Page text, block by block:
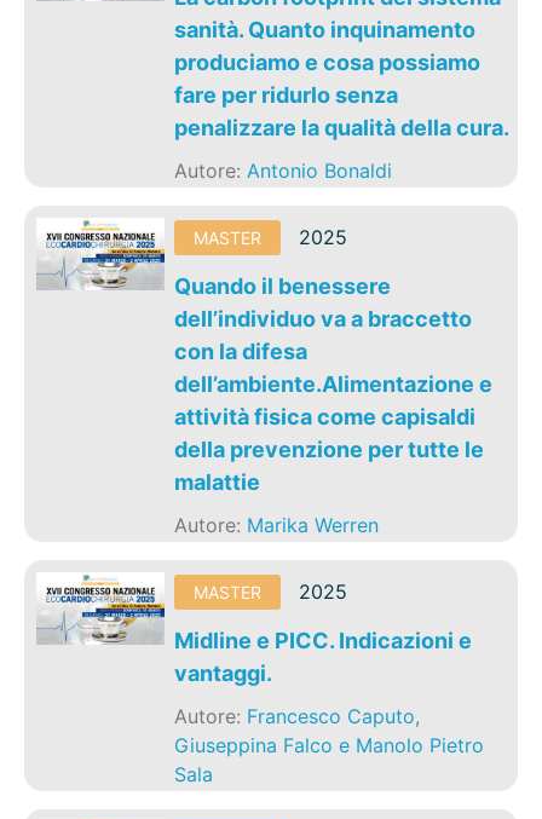
sanità. Quanto inquinamento
produciamo e cosa possiamo
fare per ridurlo senza
penalizzare la qualità della cura.
Autore:Antonio Bonaldi
MASTER 2025
Quando il benessere
dell’individuo va a braccetto
con la difesa
dell’ambiente.Alimentazione e
attività fisica come capisaldi
della prevenzione per tutte le
malattie
Autore: Marika Werren
MASTER 2025
Midline e PICC. Indicazioni e
vantaggi.
Autore: Francesco Caputo,
Giuseppina Falco e Manolo Pietro
Sala